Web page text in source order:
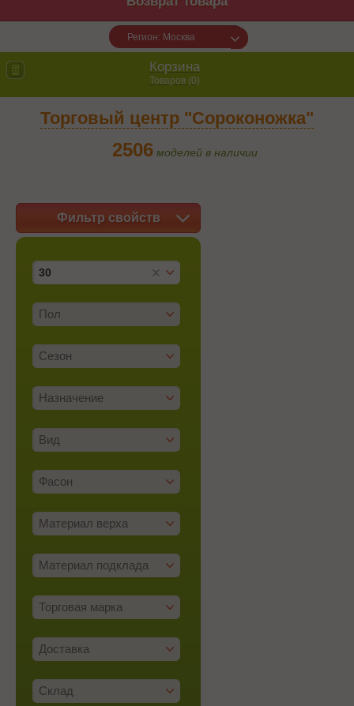
Регион: Москва
Корзина
Товаров (0)
Торговый центр "Сороконожка"
2506 моделей в наличии
Фильтр свойств
30
Пол
Сезон
Назначение
Вид
Фасон
Материал верха
Материал подклада
Торговая марка
Доставка
Склад